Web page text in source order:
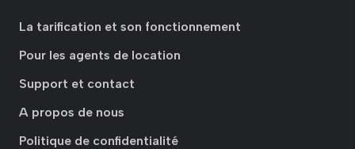
La tarification et son fonctionnement
Pour les agents de location
Support et contact
A propos de nous
Politique de confidentialité